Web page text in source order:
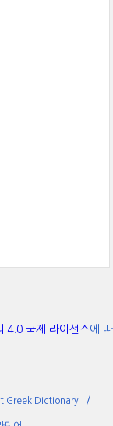
4.0 국제 라이선스에 따
Greek Dictionary